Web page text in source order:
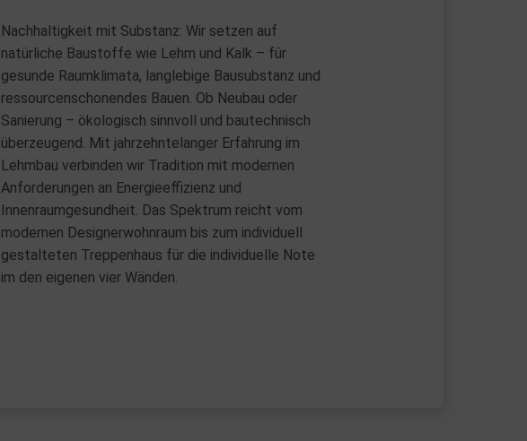
Nachhaltigkeit mit Substanz: Wir setzen auf
natürliche Baustoffe wie Lehm und Kalk – für
gesunde Raumklimata, langlebige Bausubstanz und
ressourcenschonendes Bauen. Ob Neubau oder
Sanierung – ökologisch sinnvoll und bautechnisch
überzeugend. Mit jahrzehntelanger Erfahrung im
Lehmbau verbinden wir Tradition mit modernen
Anforderungen an Energieeffizienz und
Innenraumgesundheit. Das Spektrum reicht vom
modernen Designerwohnraum bis zum individuell
gestalteten Treppenhaus für die individuelle Note
im den eigenen vier Wänden.